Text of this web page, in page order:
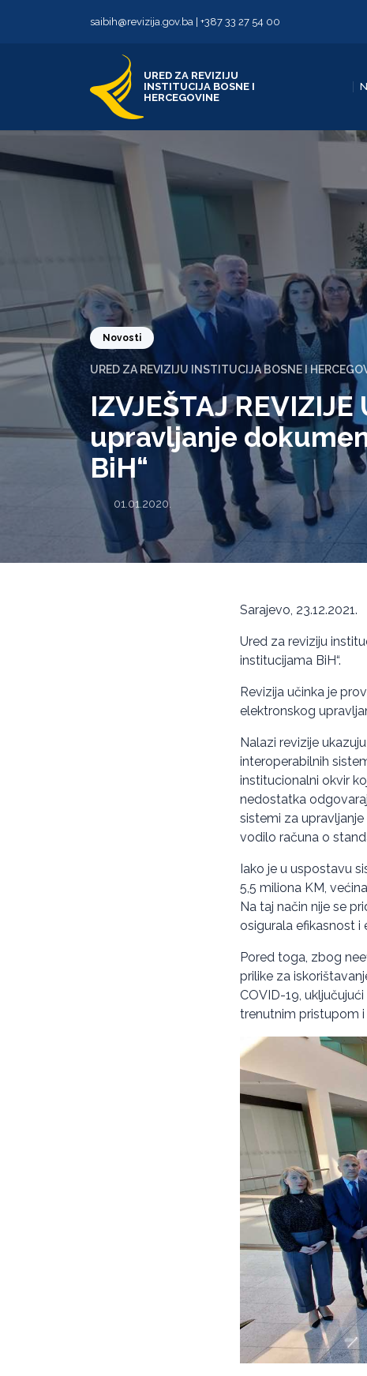
saibih@revizija.gov.ba +387 33 27 54 00
URED ZA REVIZIJU
INSTITUCIJA BOSNE I
HERCEGOVINE
Novosti
URED ZA REVIZIJU INSTITUCIJA BOSNE I
IZVJEŠTAJ
upravljanje
BiH“
01.01.2020.
Sarajevo, 23.12.2021.
Ured za reviziju
institucijama BiH“.
Revizija učinka je
elektronskog
Nalazi revizije
interoperabilnih
institucionalni okvir
nedostatka
sistemi za
vodilo računa o
Iako je u uspostavu
5,5 miliona KM,
Na taj način nije se
osigurala efikasnost i
Pored toga, zbog
prilike za
COVID-19,
trenutnim pristupom